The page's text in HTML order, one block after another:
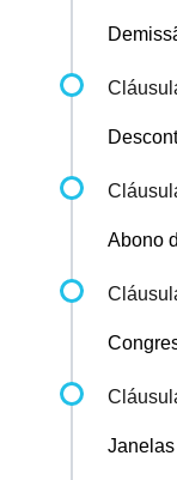
Abono
Janelas